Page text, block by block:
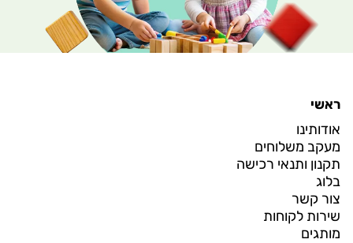
ראשי
אודותינו
מעקב משלוחים
תקנון ותנאי רכישה
בלוג
צור קשר
שירות לקוחות
מותגים